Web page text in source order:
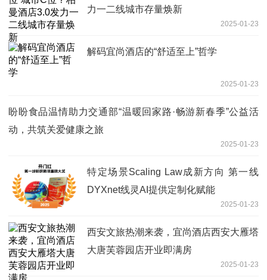
力一二线城市存量焕新
2025-01-23
解码宜尚酒店的“舒适至上”哲学
2025-01-23
盼盼食品温情助力交通部“温暖回家路·畅游新春季”公益活
动，共筑关爱健康之旅
2025-01-23
特定场景Scaling Law成新方向 第一线
DYXnet线灵AI提供定制化赋能
2025-01-23
西安文旅热潮来袭，宜尚酒店西安大雁塔
大唐芙蓉园店开业即满房
2025-01-23